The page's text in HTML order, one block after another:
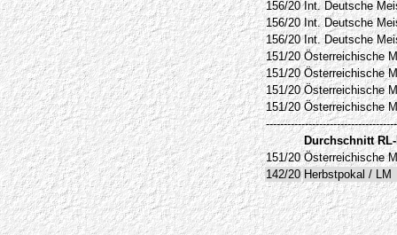
156/20 Int. Deutsche
156/20 Int. Deutsche
156/20 Int. Deutsche
151/20 Österreichische
151/20 Österreichische
151/20 Österreichische
151/20 Österreichische
Durchschnitt
151/20 Österreichische
142/20 Herbstpokal / LM